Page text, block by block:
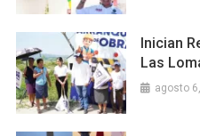
Inician
Las
agosto